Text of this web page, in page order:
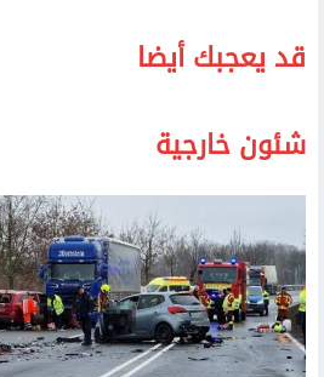
قد يعجبك أيضا
شئون خارجية